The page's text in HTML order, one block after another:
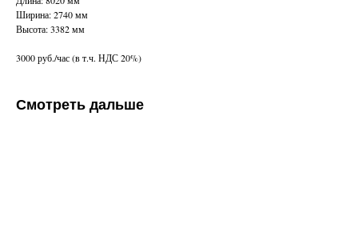
Ширина: 2740 мм
Высота: 3382 мм
3000 руб./час (в т.ч. НДС 20%)
Смотреть дальше